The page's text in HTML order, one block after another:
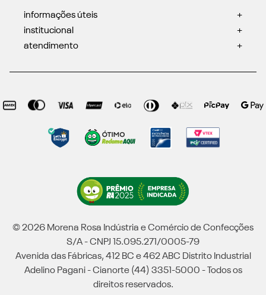
informações úteis
+
institucional
+
atendimento
+
© 2026 Morena Rosa Indústria e Comércio de Confecções
S/A - CNPJ 15.095.271/0005-79
Avenida das Fábricas, 412 BC e 462 ABC Distrito Industrial
Adelino Pagani - Cianorte (44) 3351-5000 - Todos os
direitos reservados.